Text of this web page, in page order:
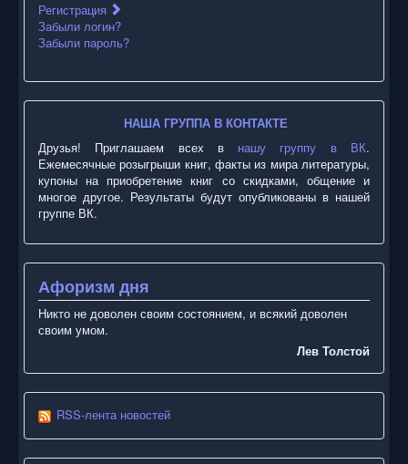
Регистрация
Забыли логин?
Забыли пароль?
НАША ГРУППА В КОНТАКТЕ
Друзья! Приглашаем всех в нашу группу в ВК.
Ежемесячные розыгрыши книг, факты из мира литературы,
купоны на приобретение книг со скидками, общение и
многое другое. Результаты будут опубликованы в нашей
группе ВК.
Афоризм дня
Никто не доволен своим состоянием, и всякий доволен
своим умом.
Лев Толстой
RSS-лента новостей